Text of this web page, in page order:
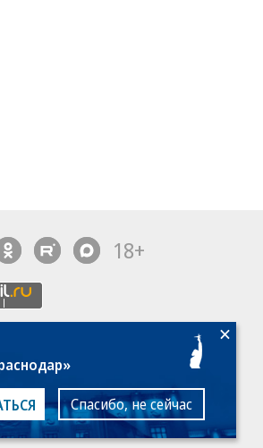
18+
с пометкой
коммерческой основе.
Подробнее
Спасибо, не сейчас